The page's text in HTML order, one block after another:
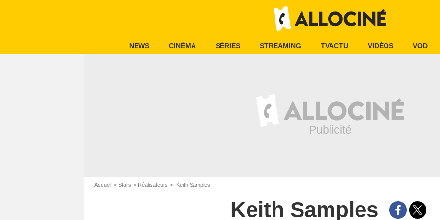
NEWS CINÉMA SÉRIES STREAMING TVACTU VIDÉOS VOD
Accueil Stars Réalisateurs Keith Samples
Keith Samples